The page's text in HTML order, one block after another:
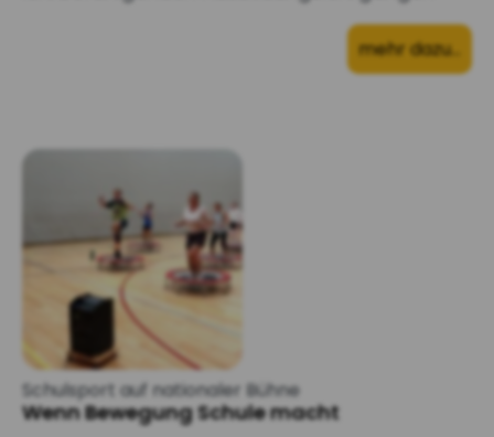
mehr dazu…
Schulsport auf nationaler Bühne
Wenn Bewegung Schule macht